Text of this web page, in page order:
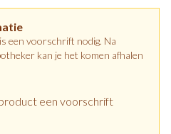
een voorschrift nodig. Na
kan je het komen afhalen
een voorschrift